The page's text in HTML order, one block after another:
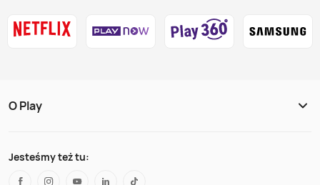
O Play
Jesteśmy też tu: